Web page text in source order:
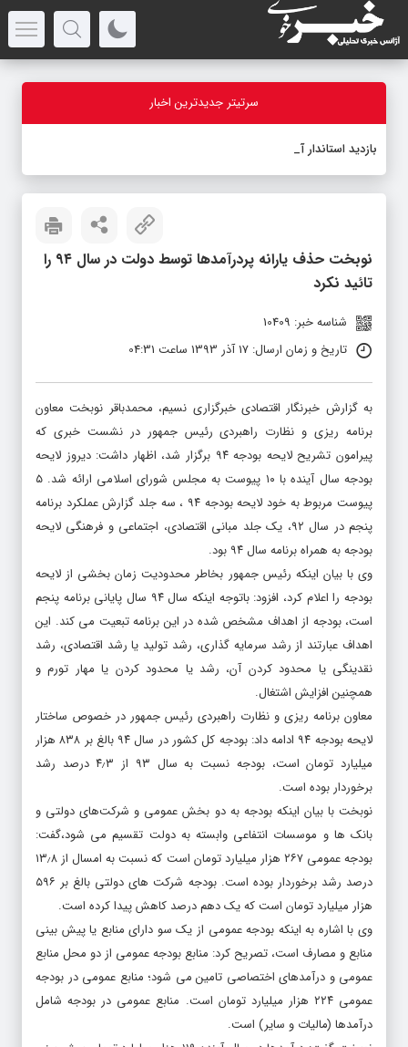
سرتیتر جدیدترین اخبار
بازدید استاندار آذربایجان‌غربی
نوبخت حذف یارانه پردرآمدها توسط دولت در سال ۹۴ را
تائید نکرد
شناسه خبر: 10409
تاریخ و زمان ارسال: 17 آذر 1393 ساعت 04:31
به گزارش خبرنگار اقتصادی خبرگزاری نسیم، محمدباقر نوبخت معاون
برنامه ریزی و نظارت راهبردی رئیس جمهور در نشست خبری که
پیرامون تشریح لایحه بودجه ۹۴ برگزار شد، اظهار داشت: دیروز لایحه
بودجه سال آینده با ۱۰ پیوست به مجلس شورای اسلامی ارائه شد. ۵
پیوست مربوط به خود لایحه بودجه ۹۴ ، سه جلد گزارش عملکرد برنامه
پنجم در سال ۹۲، یک جلد مبانی اقتصادی، اجتماعی و فرهنگی لایحه
بودجه به همراه برنامه سال ۹۴ بود.
وی با بیان اینکه رئیس جمهور بخاطر محدودیت زمان بخشی از لایحه
بودجه را اعلام کرد، افزود: باتوجه اینکه سال ۹۴ سال پایانی برنامه پنجم
است، بودجه از اهداف مشخص شده در این برنامه تبعیت می کند. این
اهداف عبارتند از رشد سرمایه گذاری، رشد تولید یا رشد اقتصادی، رشد
نقدینگی یا محدود کردن آن، رشد یا محدود کردن یا مهار تورم و
همچنین افزایش اشتغال.
معاون برنامه ریزی و نظارت راهبردی رئیس جمهور در خصوص ساختار
لایحه بودجه ۹۴ ادامه داد: بودجه کل کشور در سال ۹۴ بالغ بر ۸۳۸ هزار
میلیارد تومان است، بودجه نسبت به سال ۹۳ از ۴٫۳ درصد رشد
برخوردار بوده است.
نوبخت با بیان اینکه بودجه به دو بخش عمومی و شرکت‌های دولتی و
بانک ها و موسسات انتفاعی وابسته به دولت تقسیم می شود،‌گفت:
بودجه عمومی ۲۶۷ هزار میلیارد تومان است که نسبت به امسال از ۱۳٫۸
درصد رشد برخوردار بوده است. بودجه شرکت های دولتی بالغ بر ۵۹۶
هزار میلیارد تومان است که یک دهم درصد کاهش پیدا کرده است.
وی با اشاره به اینکه بودجه عمومی از یک سو دارای منابع یا پیش بینی
منابع و مصارف است، تصریح کرد: منابع بودجه عمومی از دو محل منابع
عمومی و درآمدهای اختصاصی تامین می شود؛ منابع عمومی در بودجه
عمومی ۲۲۴ هزار میلیارد تومان است. منابع عمومی در بودجه شامل
درآمدها (مالیات و سایر) است.